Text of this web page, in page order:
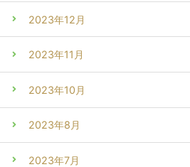
2023年12月
2023年11月
2023年10月
2023年8月
2023年7月